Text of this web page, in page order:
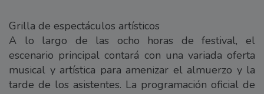
Grilla de espectáculos artísticos
A lo largo de las ocho horas de festival, el
escenario principal contará con una variada oferta
musical y artística para amenizar el almuerzo y la
tarde de los asistentes. La programación oficial de